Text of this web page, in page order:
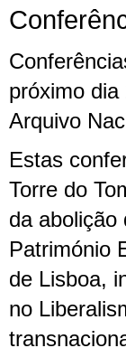
próximo
Arquivo
Estas
Torre do
da abolição
Património
de Lisboa,
no